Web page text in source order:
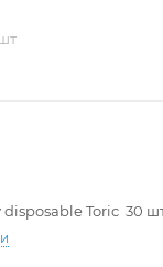
disposable Toric 30